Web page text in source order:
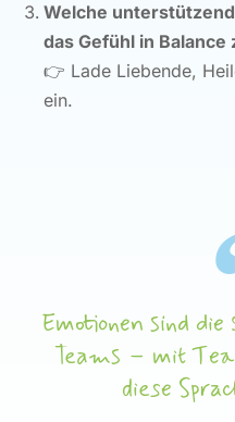
Welche
das Gefühl in Balance
👉 Lade Liebende,
ein.
Emotionen sind
Teams – mit
diese